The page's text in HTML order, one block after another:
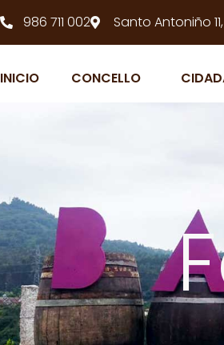
986 711 002 Santo Antoniño
INICIO CONCELLO